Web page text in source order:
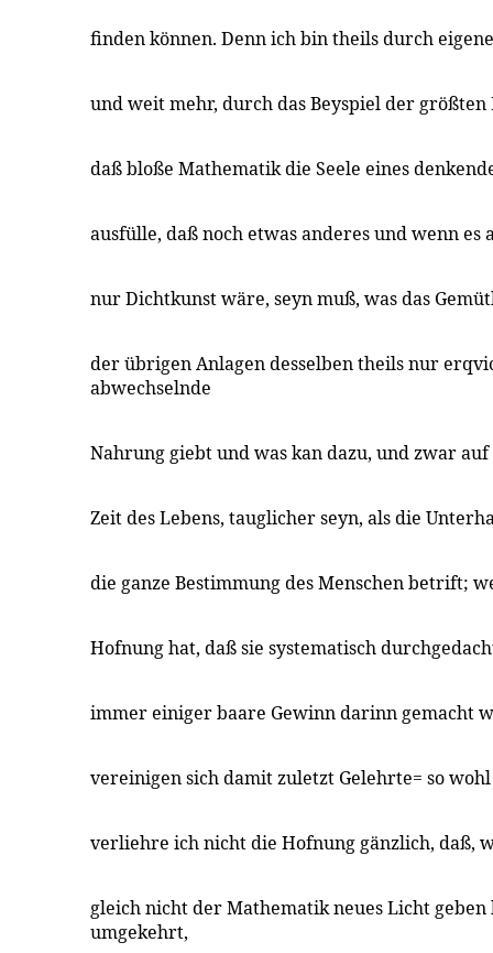
finden können. Denn ich bin theils durch
und weit mehr, durch das Beyspiel der
daß bloße Mathematik die Seele eines
ausfülle, daß noch etwas anderes und wenn es
nur Dichtkunst wäre, seyn muß, was das
der übrigen Anlagen desselben theils nur
abwechselnde
Nahrung giebt und was kan dazu, und zwar auf
Zeit des Lebens, tauglicher seyn, als die
die ganze Bestimmung des Menschen betrift;
Hofnung hat, daß sie systematisch
immer einiger baare Gewinn darinn gemacht
vereinigen sich damit zuletzt Gelehrte= so
verliehre ich nicht die Hofnung gänzlich, daß,
gleich nicht der Mathematik neues Licht geben
umgekehrt,